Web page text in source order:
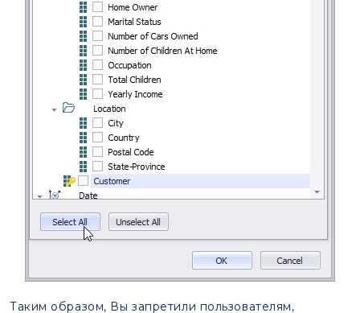
Таким образом, Вы запретили пользователям,